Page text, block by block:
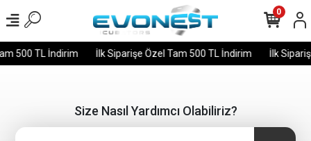
500 TL İndirim İlk Siparişe Özel Tam 500 TL İndirim İlk
0
Size Nasıl Yardımcı Olabiliriz?